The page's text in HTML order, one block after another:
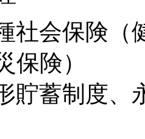
社会保険（
保険）
貯蓄制度、